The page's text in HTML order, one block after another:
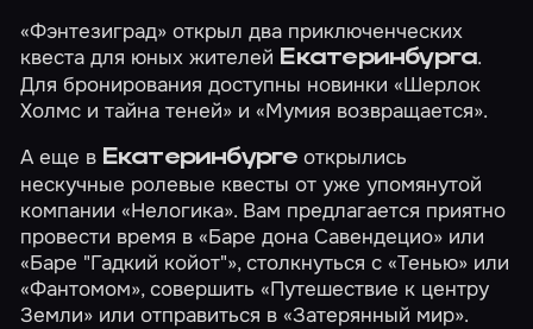
«Фэнтезиград» открыл два приключенческих
квеста для юных жителей Екатеринбурга.
Для бронирования доступны новинки«Шерлок
Холмс и тайна теней» и«Мумия возвращается».
А еще в Екатеринбурге открылись
нескучные ролевые квесты от уже упомянутой
компании «Нелогика». Вам предлагается приятно
провести время в«Баре дона Савендецио» или
«Баре "Гадкий койот"», столкнуться с«Тенью» или
«Фантомом», совершить«Путешествие к центру
Земли» или отправиться в«Затерянный мир».